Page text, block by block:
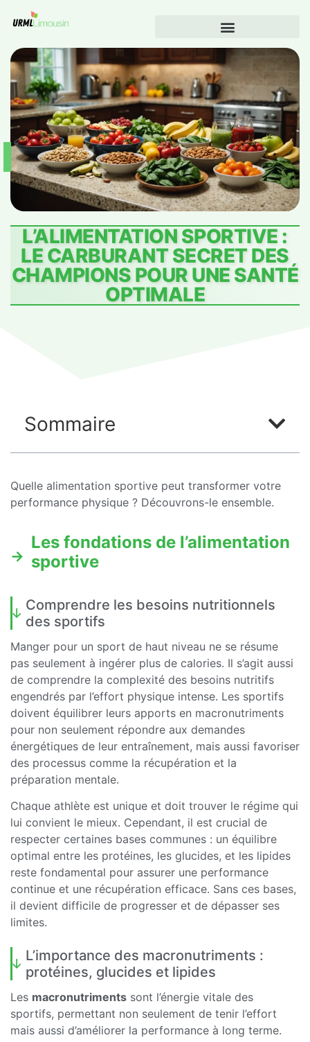
L’ALIMENTATION SPORTIVE :
LE CARBURANT SECRET DES
CHAMPIONS POUR UNE SANTÉ
OPTIMALE
Sommaire
Quelle alimentation sportive peut transformer votre
performance physique ? Découvrons-le ensemble.
Les fondations de l’alimentation
sportive
Comprendre les besoins nutritionnels
des sportifs
Manger pour un sport de haut niveau ne se résume
pas seulement à ingérer plus de calories. Il s’agit aussi
de comprendre la complexité des besoins nutritifs
engendrés par l’effort physique intense. Les sportifs
doivent équilibrer leurs apports en macronutriments
pour non seulement répondre aux demandes
énergétiques de leur entraînement, mais aussi favoriser
des processus comme la récupération et la
préparation mentale.
Chaque athlète est unique et doit trouver le régime qui
lui convient le mieux. Cependant, il est crucial de
respecter certaines bases communes : un équilibre
optimal entre les protéines, les glucides, et les lipides
reste fondamental pour assurer une performance
continue et une récupération efficace. Sans ces bases,
il devient difficile de progresser et de dépasser ses
limites.
L’importance des macronutriments :
protéines, glucides et lipides
Les macronutriments sont l’énergie vitale des
sportifs, permettant non seulement de tenir l’effort
mais aussi d’améliorer la performance à long terme.